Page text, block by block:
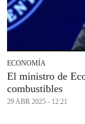
ECONOMÍA
El ministro de
combustibles
29 ABR 2025 - 12:21